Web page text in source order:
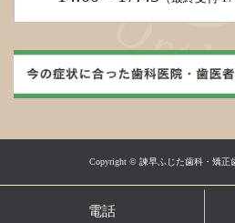
Copyright © 諫早ふじた歯科・矯正
電話